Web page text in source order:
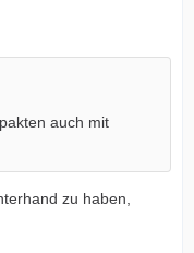
auch mit
zu haben,